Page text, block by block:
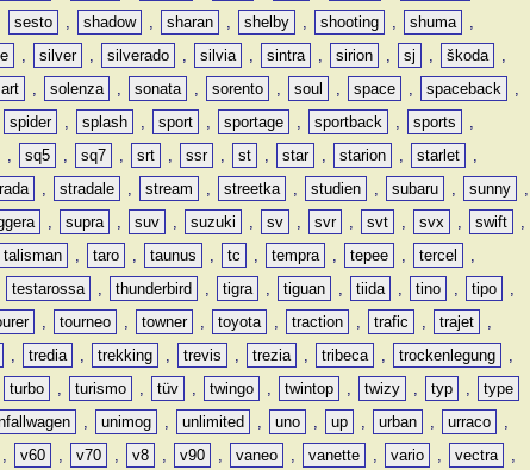
sesto , shadow , sharan , shelby , shooting , shuma
,
, silver , silverado , silvia , sintra , sirion , sj , škoda
,
, solenza , sonata , sorento , soul , space , spaceback
,
spider , splash , sport , sportage , sportback , sports
,
, sq5 , sq7 , srt , ssr , st , star , starion , starlet
,
, stradale , stream , streetka , studien , subaru , sunny
,
, supra , suv , suzuki , sv , svr , svt , svx , swift
,
talisman , taro , taunus , tc , tempra , tepee , tercel
,
testarossa , thunderbird , tigra , tiguan , tiida , tino , tipo
,
, tourneo , towner , toyota , traction , trafic , trajet
,
, tredia , trekking , trevis , trezia , tribeca , trockenlegung
,
turbo , turismo , tüv , twingo , twintop , twizy , typ ,
type
, unimog , unlimited , uno , up , urban , urraco
,
, v60 , v70 , v8 , v90 , vaneo , vanette , vario , vectra
,